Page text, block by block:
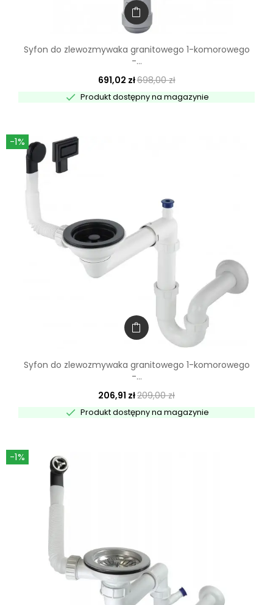
Syfon do zlewozmywaka granitowego 1-komorowego
-...
691,02 zł698,00 zł
 Produkt dostępny na magazynie
-1%
Syfon do zlewozmywaka granitowego 1-komorowego
-...
206,91 zł209,00 zł
 Produkt dostępny na magazynie
-1%